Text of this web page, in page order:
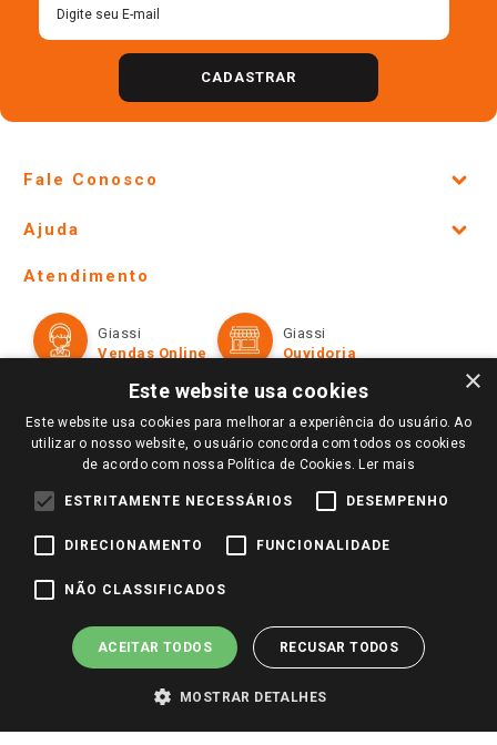
CADASTRAR
Fale Conosco
Lojas Físicas e Horários
Ofertas
Televendas
Perguntas frequentes
Trabalhe Conosco
Identidade Visual
Ajuda
Formas de Pagamento
Políticas de entrega
Trocas e Devoluções
Atendimento
Giassi
Vendas Online
Giassi
Ouvidoria
Redes Sociais
Pagamento e Segurança
×
Este website usa cookies
Este website usa cookies para melhorar a experiência do usuário. Ao
utilizar o nosso website, o usuário concorda com todos os cookies
de acordo com nossa Política de Cookies. Ler mais
ESTRITAMENTE NECESSÁRIOS DESEMPENHO
DIRECIONAMENTO FUNCIONALIDADE
NÃO CLASSIFICADOS
ACEITAR TODOS RECUSAR TODOS
MOSTRAR DETALHES